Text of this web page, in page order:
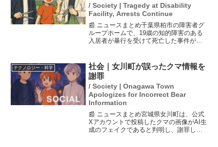
/ Society | Tragedy at Disability
Facility, Arrests Continue
📰 ニュースまとめ千葉県柏市の障害者グ
ループホームで、19歳の知的障害のある
入居者が暴行を受けて死亡した事件が発
者も犯人隠避と証拠隠滅の疑いで逮捕し
ました。捜査は、男...
テクノロジー・科学
社会｜女川町が誤ったクマ情報を
謝罪
/ Society | Onagawa Town
Apologizes for Incorrect Bear
Information
📰 ニュースまとめ宮城県女川町は、公式
Xアカウントで投稿したクマの画像がAI生
成のフェイクであると判明し、謝罪しま